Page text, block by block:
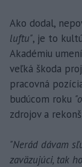
Ako dodal,
luftu", je to
Akadémiu
veľká škoda
pracovná
budúcom roku
zdrojov a
"Nerád dávam
zaväzujúci, tak